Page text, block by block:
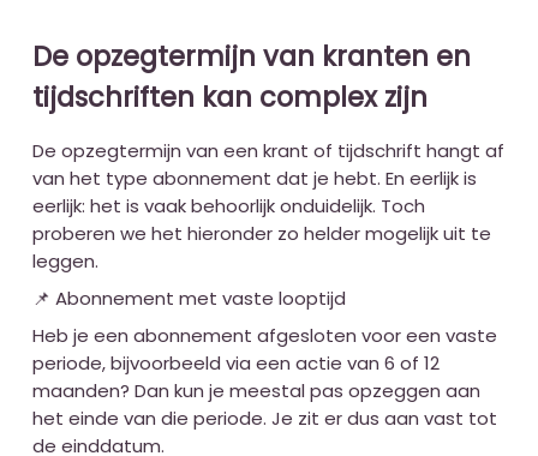
De opzegtermijn van kranten en
tijdschriften kan complex zijn
De opzegtermijn van een krant of tijdschrift hangt af
van het type abonnement dat je hebt. En eerlijk is
eerlijk: het is vaak behoorlijk onduidelijk. Toch
proberen we het hieronder zo helder mogelijk uit te
leggen.
📌 Abonnement met vaste looptijd
Heb je een abonnement afgesloten voor een vaste
periode, bijvoorbeeld via een actie van 6 of 12
maanden? Dan kun je meestal pas opzeggen aan
het einde van die periode. Je zit er dus aan vast tot
de einddatum.